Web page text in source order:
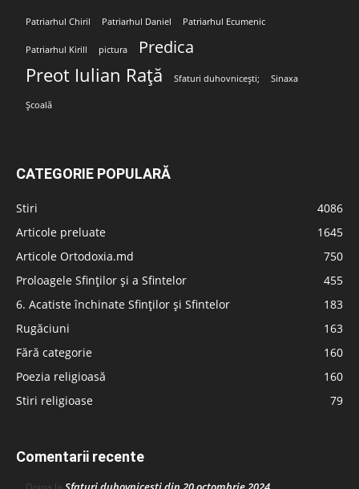
Patriarhul Chiril Patriarhul Daniel Patriarhul Ecumenic
Patriarhul Kirill pictura Predica
Preot Iulian Rață Sfaturi duhovnicești; Sinaxa
Școală
CATEGORIE POPULARĂ
Stiri
4086
Articole preluate
1645
Articole Ortodoxia.md
750
Proloagele Sfinților și a Sfintelor
455
6. Acatiste închinate Sfinților și Sfintelor
183
Rugăciuni
163
Fără categorie
160
Poezia religioasă
160
Stiri religioase
79
Comentarii recente